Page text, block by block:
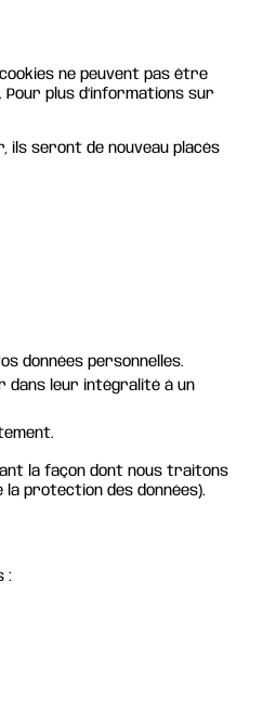
ne peuvent pas être
plus d’informations sur
ils seront de nouveau placés
données personnelles.
dans leur intégralité à un
la façon dont nous traitons
protection des données).
: